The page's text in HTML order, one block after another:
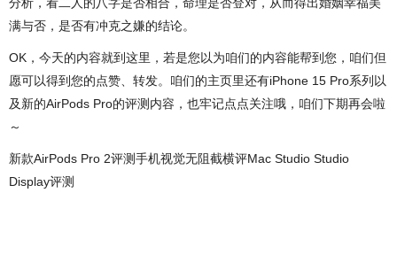
满与否，是否有冲克之嫌的结论。
OK，今天的内容就到这里，若是您以为咱们的内容能帮到您，咱们但
愿可以得到您的点赞、转发。咱们的主页里还有iPhone 15 Pro系列以
及新的AirPods Pro的评测内容，也牢记点点关注哦，咱们下期再会啦
～
新款AirPods Pro 2评测手机视觉无阻截横评Mac Studio Studio
Display评测